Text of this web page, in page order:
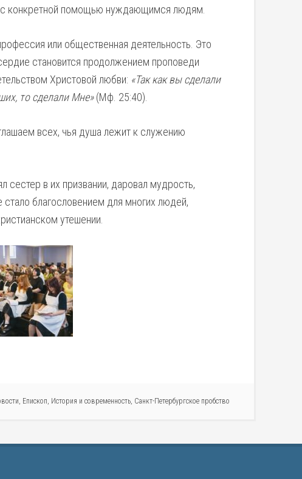
с конкретной помощью нуждающимся людям.
или общественная деятельность. Это
становится продолжением проповеди
Христовой любви: «Так как вы сделали
то сделали Мне»(Мф. 25:40).
всех, чья душа лежит к служению
сестер в их призвании, даровал мудрость,
благословением для многих людей,
утешении.
, Епископ, История и современность, Санкт-Петербургское пробство